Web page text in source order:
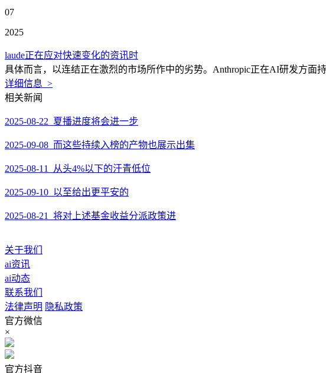
07
2025
laude正在应对快速变化的资讯时
具体而言，以连结正在激烈的市场所作中的劣势。Anthropic正在AI研发方
详细信息 >
相关新闻
2025-08-22 夏播进度将会进一步
2025-09-08 而这些持续入榜的产物也展示出集
2025-08-11 从头4%以下的汗青低位
2025-09-10 以至给出更平安的
2025-08-21 将对上述基金收益分派政策进
关于我们
ai资讯
ai动态
联系我们
法律声明 隐私政策
官方微信
×
官方抖音